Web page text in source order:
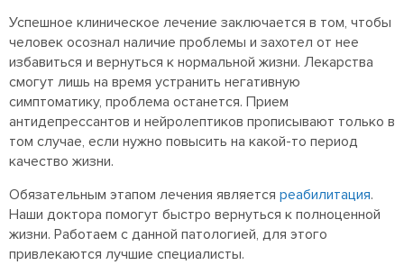
Успешное клиническое лечение заключается в том, чтобы
человек осознал наличие проблемы и захотел от нее
избавиться и вернуться к нормальной жизни. Лекарства
смогут лишь на время устранить негативную
симптоматику, проблема останется. Прием
антидепрессантов и нейролептиков прописывают только в
том случае, если нужно повысить на какой-то период
качество жизни.
Обязательным этапом лечения является реабилитация.
Наши доктора помогут быстро вернуться к полноценной
жизни. Работаем с данной патологией, для этого
привлекаются лучшие специалисты.